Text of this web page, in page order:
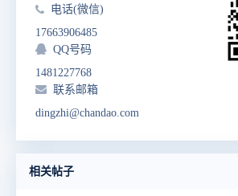
电话(微信)
17663906485
QQ号码
1481227768
联系邮箱
dingzhi@chandao.com
相关帖子